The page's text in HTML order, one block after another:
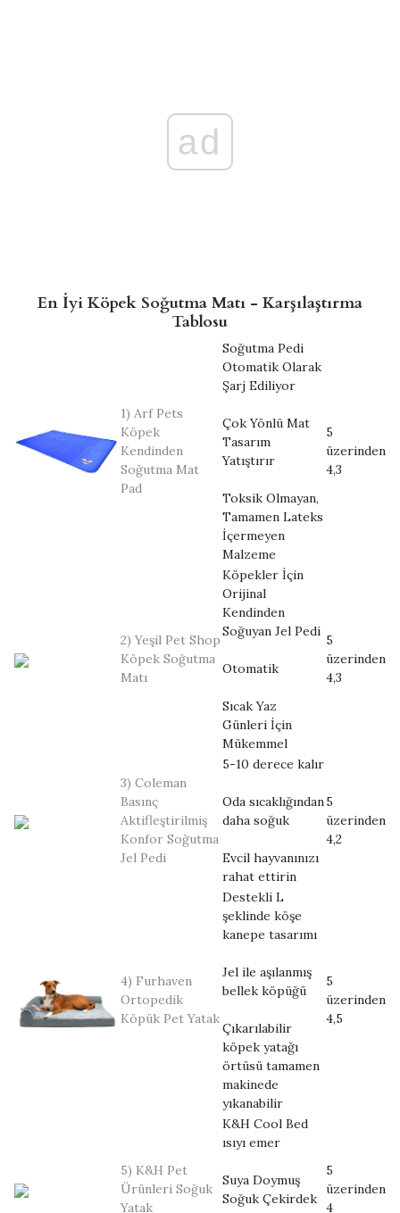
ad
En İyi Köpek Soğutma Matı - Karşılaştırma
Tablosu
1) Arf Pets
Köpek
Kendinden
Soğutma Mat
Pad
Soğutma Pedi
Otomatik Olarak
Şarj Ediliyor
Çok Yönlü Mat
Tasarım
Yatıştırır
Toksik Olmayan,
Tamamen Lateks
İçermeyen
Malzeme
5
üzerinden
4,3
2) Yeşil Pet Shop
Köpek Soğutma
Matı
Köpekler İçin
Orijinal
Kendinden
Soğuyan Jel Pedi
Otomatik
Sıcak Yaz
Günleri İçin
Mükemmel
5
üzerinden
4,3
3) Coleman
Basınç
Aktifleştirilmiş
Konfor Soğutma
Jel Pedi
5-10 derece kalır
Oda sıcaklığından
daha soğuk
Evcil hayvanınızı
rahat ettirin
5
üzerinden
4,2
4) Furhaven
Ortopedik
Köpük Pet Yatak
Destekli L
şeklinde köşe
kanepe tasarımı
Jel ile aşılanmış
bellek köpüğü
Çıkarılabilir
köpek yatağı
örtüsü tamamen
makinede
yıkanabilir
5
üzerinden
4,5
5) K&H Pet
Ürünleri Soğuk
Yatak
K&H Cool Bed
ısıyı emer
Suya Doymuş
Soğuk Çekirdek
5
üzerinden
4